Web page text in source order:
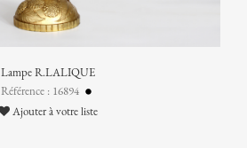
Lampe R.LALIQUE
Référence : 16894
Ajouter à votre liste